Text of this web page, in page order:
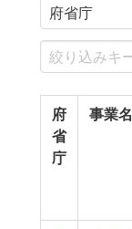
府
省
庁
事業名